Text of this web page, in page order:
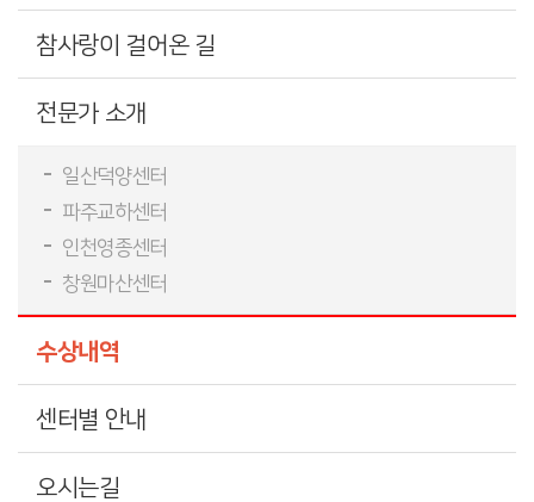
참사랑이 걸어온 길
전문가 소개
일산덕양센터
파주교하센터
인천영종센터
창원마산센터
수상내역
센터별 안내
오시는길